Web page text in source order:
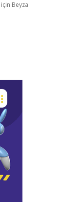
için Beyza